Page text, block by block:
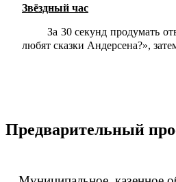
Звёздный час
За 30 секунд продумать
любят сказки Андерсена?»,
Предварительный